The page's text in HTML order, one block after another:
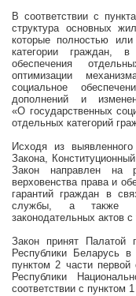
В соответствии с
структура основных
которые полностью
категории граждан, в
обеспечения
оптимизации
социальное
дополнений и
«О государственных
отдельных категорий
Исходя из
Закона,
Закон направлен на
верховенства права и
гарантий граждан в
службы, а также
законодательных актов
Закон принят Палатой
Республики Беларусь
пунктом 2 части первой
Республики
соответствии с пунктом